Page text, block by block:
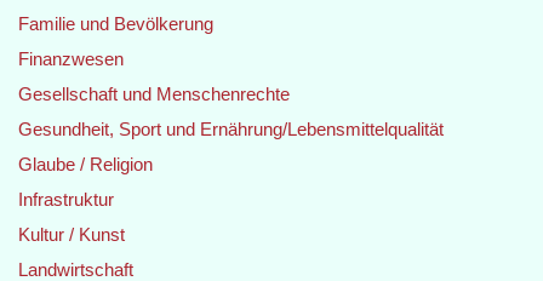
Familie und Bevölkerung
Finanzwesen
Gesellschaft und Menschenrechte
Gesundheit, Sport und Ernährung/Lebensmittelqualität
Glaube / Religion
Infrastruktur
Kultur / Kunst
Landwirtschaft